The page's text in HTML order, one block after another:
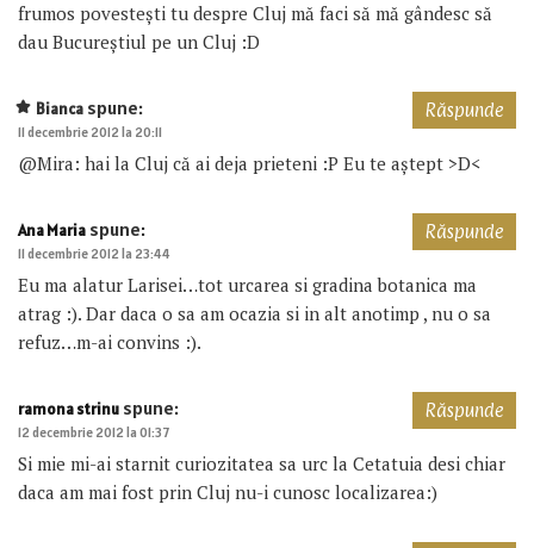
frumos povesteşti tu despre Cluj mă faci să mă gândesc să
dau Bucureştiul pe un Cluj :D
Bianca spune:
11 decembrie 2012 la 20:11
@Mira: hai la Cluj că ai deja prieteni :P Eu te aștept >D<
Răspunde
Ana Maria spune:
11 decembrie 2012 la 23:44
Eu ma alatur Larisei…tot urcarea si gradina botanica ma
atrag :). Dar daca o sa am ocazia si in alt anotimp , nu o sa
refuz…m-ai convins :).
Răspunde
ramona strinu spune:
12 decembrie 2012 la 01:37
Si mie mi-ai starnit curiozitatea sa urc la Cetatuia desi chiar
daca am mai fost prin Cluj nu-i cunosc localizarea:)
Răspunde